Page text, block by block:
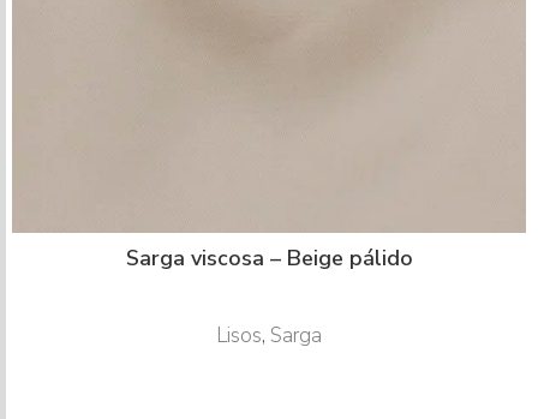
Sarga viscosa – Beige pálido
Lisos, Sarga